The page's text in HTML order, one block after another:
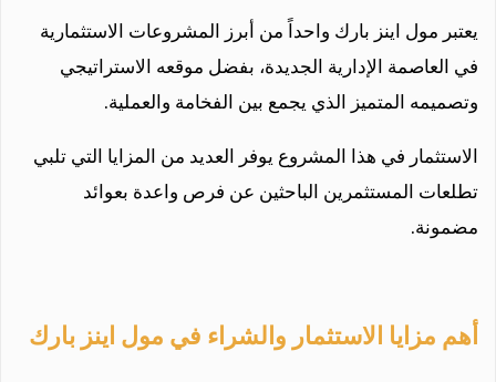
يعتبر مول اينز بارك واحداً من أبرز المشروعات الاستثمارية
في العاصمة الإدارية الجديدة، بفضل موقعه الاستراتيجي
وتصميمه المتميز الذي يجمع بين الفخامة والعملية.
الاستثمار في هذا المشروع يوفر العديد من المزايا التي تلبي
تطلعات المستثمرين الباحثين عن فرص واعدة بعوائد
مضمونة.
أهم مزايا الاستثمار والشراء في مول اينز بارك